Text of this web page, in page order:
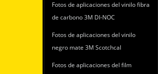
Fotos de aplicaciones del vinilo fibra
de carbono 3M DI-NOC
Fotos de aplicaciones del vinilo
negro mate 3M Scotchcal
Fotos de aplicaciones del film